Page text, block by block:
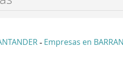
- Empresas en